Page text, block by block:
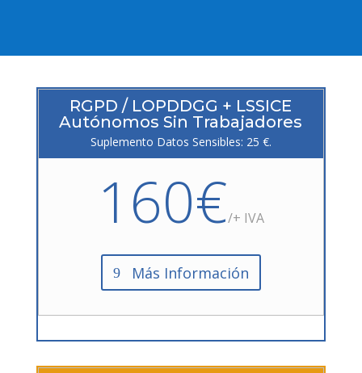
RGPD / LOPDDGG + LSSICE
Autónomos Sin Trabajadores
Suplemento Datos Sensibles: 25 €.
160€/+ IVA
Más Información